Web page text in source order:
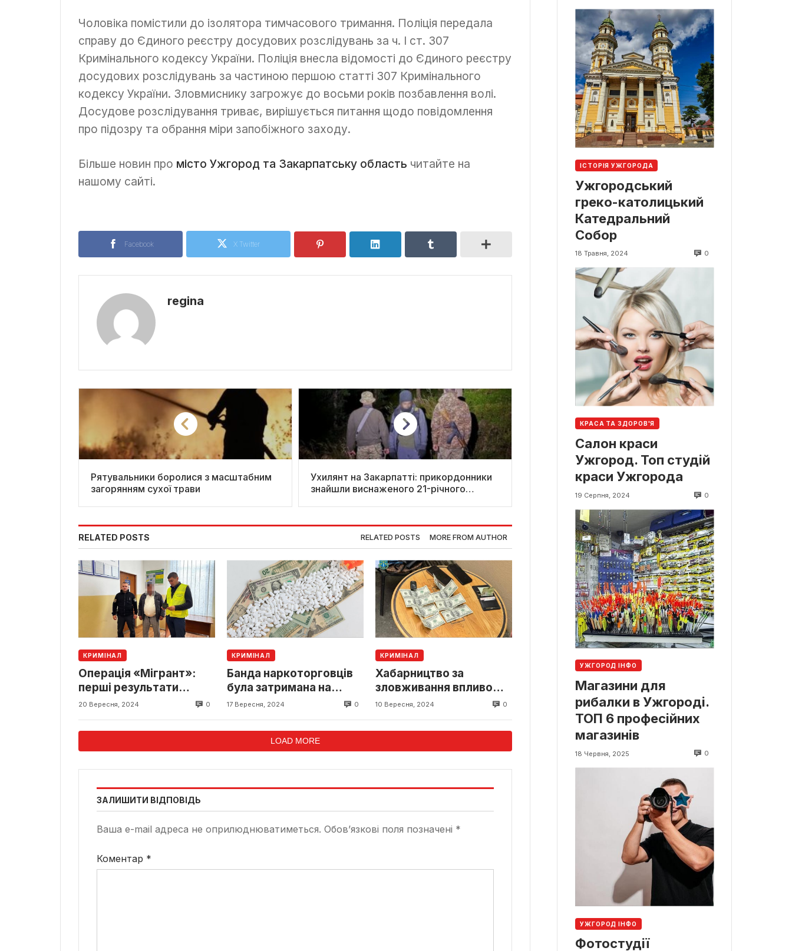
Чоловіка помістили до ізолятора тимчасового тримання. Поліція передала
справу до Єдиного реєстру досудових розслідувань за ч. І ст. 307
Кримінального кодексу України. Поліція внесла відомості до Єдиного реєстру
досудових розслідувань за частиною першою статті 307 Кримінального
кодексу України. Зловмиснику загрожує до восьми років позбавлення волі.
Досудове розслідування триває, вирішується питання щодо повідомлення
про підозру та обрання міри запобіжного заходу.
Більше новин про місто Ужгород та Закарпатську область читайте на
нашому сайті.
Facebook X Twitter
regina
Рятувальники боролися з масштабним
загорянням сухої трави
Ухилянт на Закарпатті: прикордонники
знайшли виснаженого 21-річного
RELATED POSTS RELATED POSTS MORE FROM AUTHOR
КРИМІНАЛ
Операція «Мігрант»:
перші результати
операції на Закарпатті
20 Вересня, 2024 0
КРИМІНАЛ
Банда наркоторговців
була затримана на
Закарпатті
17 Вересня, 2024 0
КРИМІНАЛ
Хабарництво за
зловживання впливом:
судитимуть 2 колишніх
10 Вересня, 2024 0
LOAD MORE
ЗАЛИШИТИ ВІДПОВІДЬ
Ваша e-mail адреса не оприлюднюватиметься. Обов’язкові поля позначені *
Коментар *
ІСТОРІЯ УЖГОРОДА
Ужгородський
греко-католицький
Катедральний
Собор
18 Травня, 2024 0
КРАСА ТА ЗДОРОВ'Я
Салон краси
Ужгород. Топ студій
краси Ужгорода
19 Серпня, 2024 0
УЖГОРОД ІНФО
Магазини для
рибалки в Ужгороді.
ТОП 6 професійних
магазинів
18 Червня, 2025 0
УЖГОРОД ІНФО
Фотостудії